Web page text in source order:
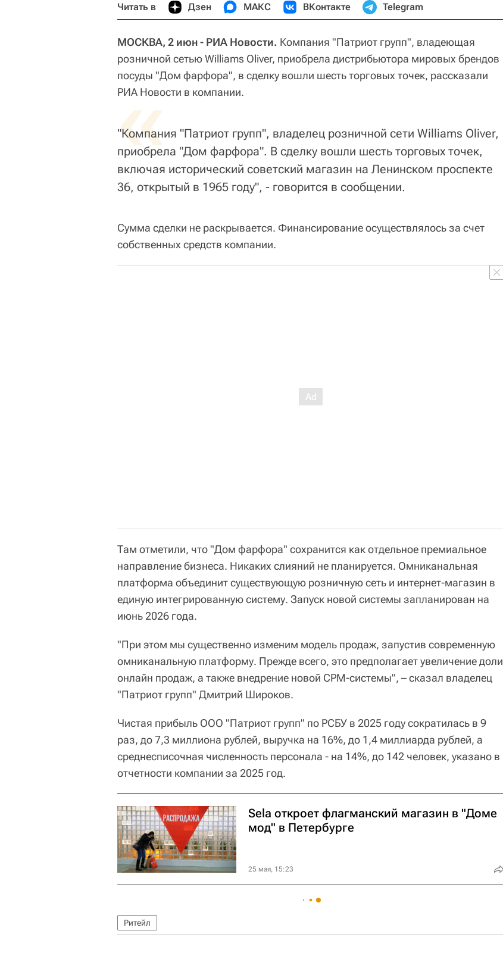
Читать в Дзен МАКС ВКонтакте Telegram
МОСКВА, 2 июн - РИА Новости. Компания "Патриот групп", владеющая
розничной сетью Williams Oliver, приобрела дистрибьютора мировых брендов
посуды "Дом фарфора", в сделку вошли шесть торговых точек, рассказали
РИА Новости в компании.
«
"Компания "Патриот групп", владелец розничной сети Williams Oliver,
приобрела "Дом фарфора". В сделку вошли шесть торговых точек,
включая исторический советский магазин на Ленинском проспекте
36, открытый в 1965 году", - говорится в сообщении.
Сумма сделки не раскрывается. Финансирование осуществлялось за счет
собственных средств компании.
Там отметили, что "Дом фарфора" сохранится как отдельное премиальное
направление бизнеса. Никаких слияний не планируется. Омниканальная
платформа объединит существующую розничную сеть и интернет-магазин в
единую интегрированную систему. Запуск новой системы запланирован на
июнь 2026 года.
"При этом мы существенно изменим модель продаж, запустив современную
омниканальную платформу. Прежде всего, это предполагает увеличение доли
онлайн продаж, а также внедрение новой СРМ-системы", – сказал владелец
"Патриот групп" Дмитрий Широков.
Чистая прибыль ООО "Патриот групп" по РСБУ в 2025 году сократилась в 9
раз, до 7,3 миллиона рублей, выручка на 16%, до 1,4 миллиарда рублей, а
среднесписочная численность персонала - на 14%, до 142 человек, указано в
отчетности компании за 2025 год.
Sela откроет флагманский магазин в "Доме
мод" в Петербурге
25 мая, 15:23
Ритейл